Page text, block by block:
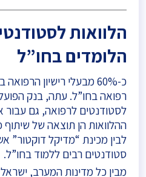
הלוואות
הלומדים בחו”ל
כ-60% מבעלי רישיון
רפואה בחו”ל. עתה, בנק
לסטודנטים לרפואה, גם עבור
ההלוואות הן תוצאה של שיתוף
לבין מכינת “מדיקל דוקטור”
סטודנטים רבים ללמוד בחו”ל.
מבין כל מדינות המערב,